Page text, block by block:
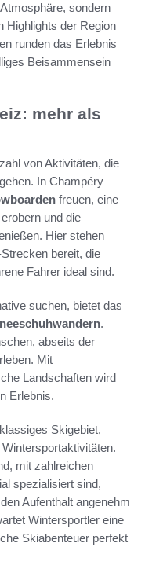
sondern
Highlights der Region
runden das Erlebnis
Beisammensein
mehr als
von Aktivitäten, die
In Champéry
freuen, eine
und die
Hier stehen
bereit, die
Fahrer ideal sind.
suchen, bietet das
.
abseits der
Mit
Landschaften wird
Erlebnis.
Skigebiet,
mit zahlreichen
spezialisiert sind,
Aufenthalt angenehm
Wintersportler eine
Skiabenteuer perfekt